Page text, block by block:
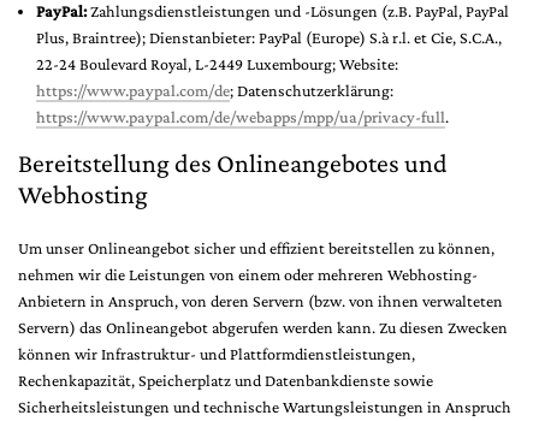
PayPal:Zahlungsdienstleistungen und -Lösungen (z.B. PayPal, PayPal
Plus, Braintree); Dienstanbieter: PayPal (Europe) S.à r.l. et Cie, S.C.A.,
22-24 Boulevard Royal, L-2449 Luxembourg; Website:
https://www.paypal.com/de; Datenschutzerklärung:
https://www.paypal.com/de/webapps/mpp/ua/privacy-full.
Bereitstellung des Onlineangebotes und
Webhosting
Um unser Onlineangebot sicher und effizient bereitstellen zu können,
nehmen wir die Leistungen von einem oder mehreren Webhosting-
Anbietern in Anspruch, von deren Servern (bzw. von ihnen verwalteten
Servern) das Onlineangebot abgerufen werden kann. Zu diesen Zwecken
können wir Infrastruktur- und Plattformdienstleistungen,
Rechenkapazität, Speicherplatz und Datenbankdienste sowie
Sicherheitsleistungen und technische Wartungsleistungen in Anspruch